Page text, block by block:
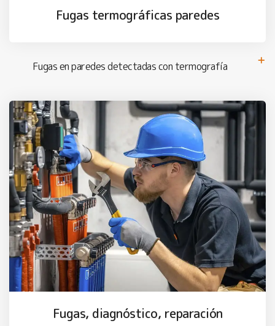
Fugas termográficas paredes
Fugas en paredes detectadas con termografía
Fugas, diagnóstico, reparación